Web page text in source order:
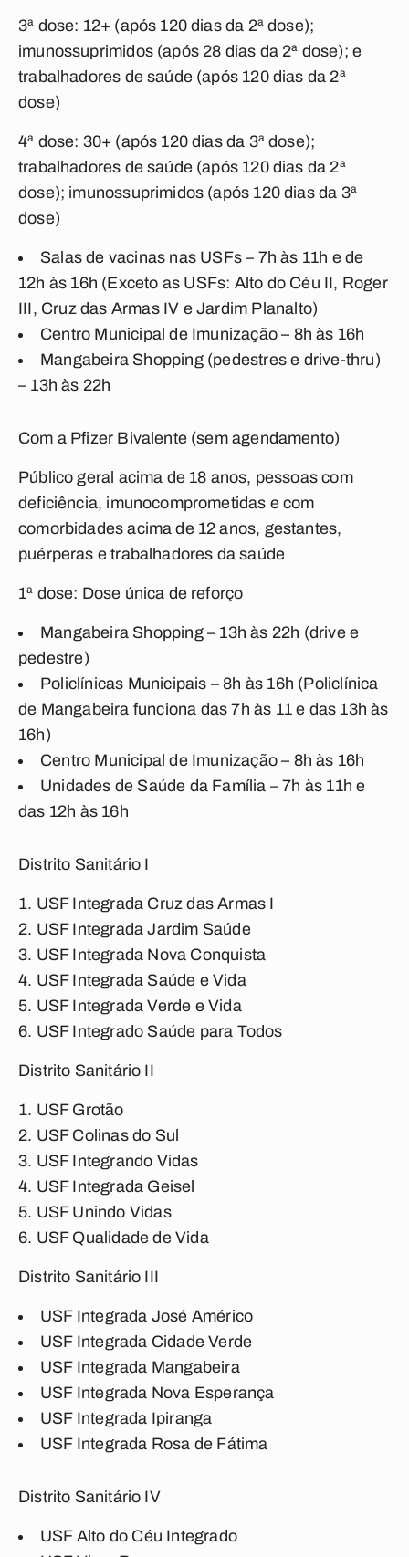
3ª dose: 12+ (após 120 dias da 2ª dose);
imunossuprimidos (após 28 dias da 2ª dose); e
trabalhadores de saúde (após 120 dias da 2ª
dose)
4ª dose: 30+ (após 120 dias da 3ª dose);
trabalhadores de saúde (após 120 dias da 2ª
dose); imunossuprimidos (após 120 dias da 3ª
dose)
Salas de vacinas nas USFs – 7h às 11h e de
12h às 16h (Exceto as USFs: Alto do Céu II, Roger
III, Cruz das Armas IV e Jardim Planalto)
Centro Municipal de Imunização – 8h às 16h
Mangabeira Shopping (pedestres e drive-thru)
– 13h às 22h
Com a Pfizer Bivalente (sem agendamento)
Público geral acima de 18 anos, pessoas com
deficiência, imunocomprometidas e com
comorbidades acima de 12 anos, gestantes,
puérperas e trabalhadores da saúde
1ª dose: Dose única de reforço
Mangabeira Shopping – 13h às 22h (drive e
pedestre)
Policlínicas Municipais – 8h às 16h (Policlínica
de Mangabeira funciona das 7h às 11 e das 13h às
16h)
Centro Municipal de Imunização – 8h às 16h
Unidades de Saúde da Família – 7h às 11h e
das 12h às 16h
Distrito Sanitário I
USF Integrada Cruz das Armas I
USF Integrada Jardim Saúde
USF Integrada Nova Conquista
USF Integrada Saúde e Vida
USF Integrada Verde e Vida
USF Integrado Saúde para Todos
Distrito Sanitário II
USF Grotão
USF Colinas do Sul
USF Integrando Vidas
USF Integrada Geisel
USF Unindo Vidas
USF Qualidade de Vida
Distrito Sanitário III
USF Integrada José Américo
USF Integrada Cidade Verde
USF Integrada Mangabeira
USF Integrada Nova Esperança
USF Integrada Ipiranga
USF Integrada Rosa de Fátima
Distrito Sanitário IV
USF Alto do Céu Integrado